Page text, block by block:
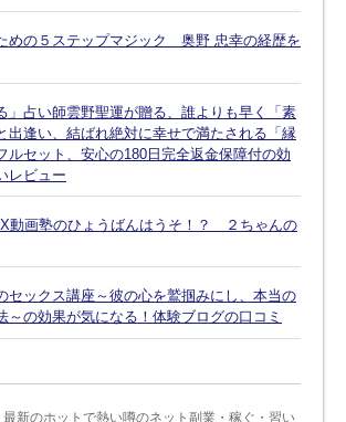
めの５ステップマジック 奥野 忠幸の経歴を
」占い師雲野聖運が贈る、誰よりも早く「素
出逢い、結ばれ絶対に幸せで満たされる「縁
ルセット、安心の180日完全返金保障付の効
レビュー
動画塾のひょうばんはうそ！？ ２ちゃんの
セックス講座～彼の心を鷲掴みにし、本当の
～の効果が気になる！体験ブログの口コミ
最新のホットで熱い噂のネット副業・稼ぐ・習い